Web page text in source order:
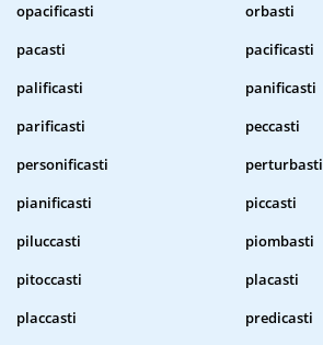
opacificasti
orbasti
pacasti
pacificasti
palificasti
panificasti
parificasti
peccasti
personificasti
perturbasti
pianificasti
piccasti
piluccasti
piombasti
pitoccasti
placasti
placcasti
predicasti